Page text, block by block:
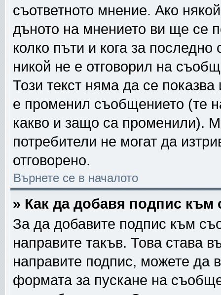
съответното мнение. Ако
дъното на мнението ви ще се
колко пъти и кога за
никой не е отговорил на
Този текст няма да се
е променил съобщението (те
какво и защо са променили).
потребители не могат да
отговорено.
Върнете се в началото
» Как да добавя подпис към
За да добавите подпис към
направите такъв. Това става
направите подпис, можете да
формата за пускане на